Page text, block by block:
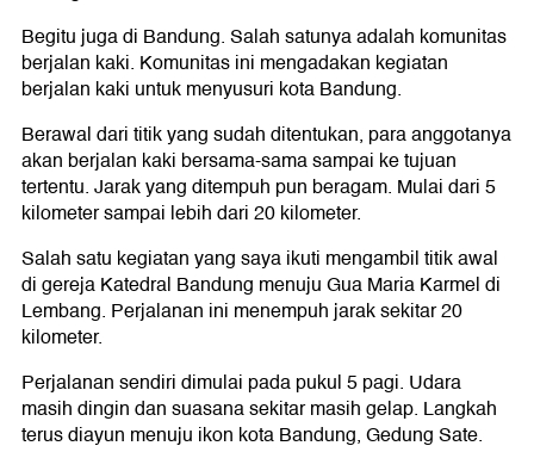
Begitu juga di Bandung. Salah satunya adalah komunitas
berjalan kaki. Komunitas ini mengadakan kegiatan
berjalan kaki untuk menyusuri kota Bandung.
Berawal dari titik yang sudah ditentukan, para anggotanya
akan berjalan kaki bersama-sama sampai ke tujuan
tertentu. Jarak yang ditempuh pun beragam. Mulai dari 5
kilometer sampai lebih dari 20 kilometer.
Salah satu kegiatan yang saya ikuti mengambil titik awal
di gereja Katedral Bandung menuju Gua Maria Karmel di
Lembang. Perjalanan ini menempuh jarak sekitar 20
kilometer.
Perjalanan sendiri dimulai pada pukul 5 pagi. Udara
masih dingin dan suasana sekitar masih gelap. Langkah
terus diayun menuju ikon kota Bandung, Gedung Sate.